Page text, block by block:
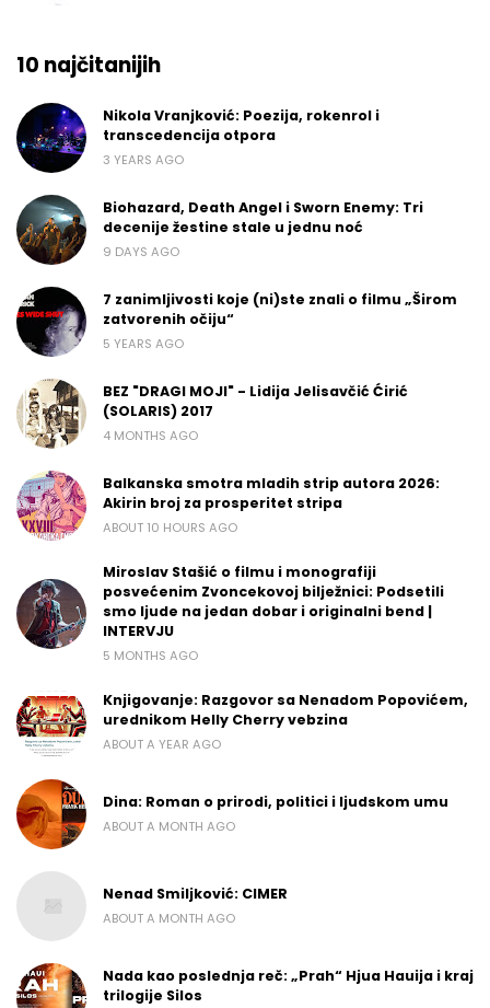
10 najčitanijih
Nikola Vranjković: Poezija, rokenrol i
transcedencija otpora
3 YEARS AGO
Biohazard, Death Angel i Sworn Enemy: Tri
decenije žestine stale u jednu noć
9 DAYS AGO
7 zanimljivosti koje (ni)ste znali o filmu „Širom
zatvorenih očiju“
5 YEARS AGO
BEZ "DRAGI MOJI" - Lidija Jelisavčić Ćirić
(SOLARIS) 2017
4 MONTHS AGO
Balkanska smotra mladih strip autora 2026:
Akirin broj za prosperitet stripa
ABOUT 10 HOURS AGO
Miroslav Stašić o filmu i monografiji
posvećenim Zvoncekovoj bilježnici: Podsetili
smo ljude na jedan dobar i originalni bend |
INTERVJU
5 MONTHS AGO
Knjigovanje: Razgovor sa Nenadom Popovićem,
urednikom Helly Cherry vebzina
ABOUT A YEAR AGO
Dina: Roman o prirodi, politici i ljudskom umu
ABOUT A MONTH AGO
Nenad Smiljković: CIMER
ABOUT A MONTH AGO
Nada kao poslednja reč: „Prah“ Hjua Hauija i kraj
trilogije Silos